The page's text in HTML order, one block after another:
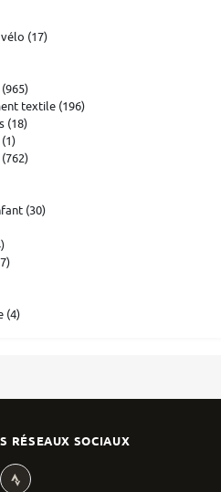
(17)
(965)
textile (196)
(18)
(1)
(762)
(30)
(4)
RÉSEAUX SOCIAUX